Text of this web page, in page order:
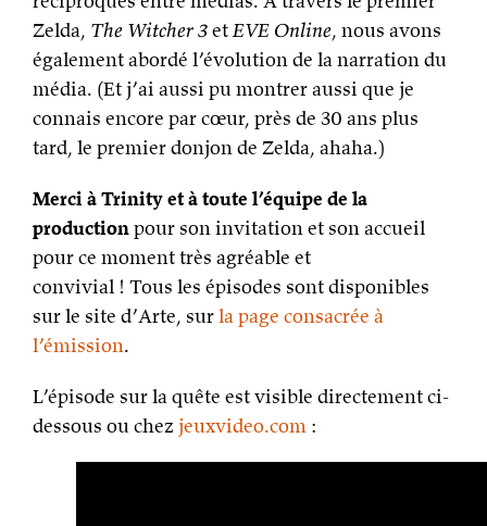
Zelda, The Witcher 3etEVE Online, nous avons
également abordé l’évolution de la narration du
média. (Et j’ai aussi pu montrer aussi que je
connais encore par cœur, près de 30 ans plus
tard, le premier donjon de Zelda, ahaha.)
Merci à Trinity et à toute l’équipe de la
productionpour son invitation et son accueil
pour ce moment très agréable et
convivial ! Tous les épisodes sont disponibles
sur le site d’Arte, surla page consacrée à
l’émission.
L’épisode sur la quête est visible directement ci-
dessous ou chez jeuxvideo.com :